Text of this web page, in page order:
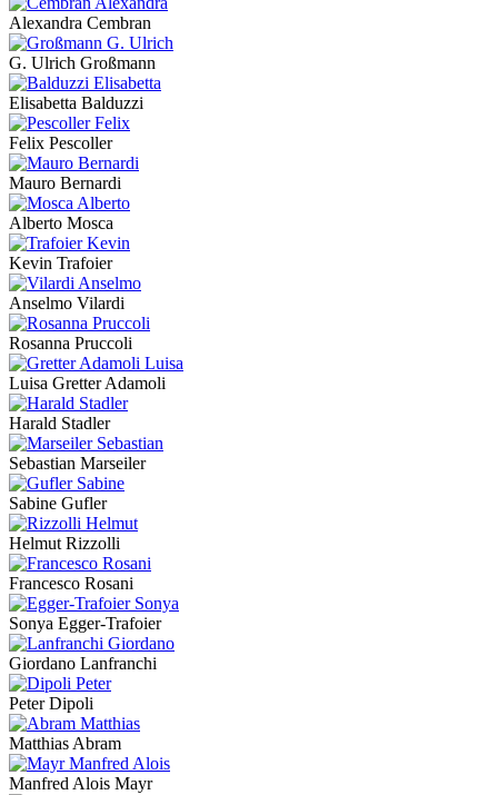
Alexandra Cembran
G. Ulrich Großmann
Elisabetta Balduzzi
Felix Pescoller
Mauro Bernardi
Alberto Mosca
Kevin Trafoier
Anselmo Vilardi
Rosanna Pruccoli
Luisa Gretter Adamoli
Harald Stadler
Sebastian Marseiler
Sabine Gufler
Helmut Rizzolli
Francesco Rosani
Sonya Egger-Trafoier
Giordano Lanfranchi
Peter Dipoli
Matthias Abram
Manfred Alois Mayr